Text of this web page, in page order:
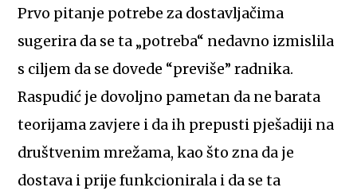
Prvo pitanje potrebe za dostavljačima
sugerira da se ta „potreba“ nedavno izmislila
s ciljem da se dovede “previše” radnika.
Raspudić je dovoljno pametan da ne barata
teorijama zavjere i da ih prepusti pješadiji na
društvenim mrežama, kao što zna da je
dostava i prije funkcionirala i da se ta